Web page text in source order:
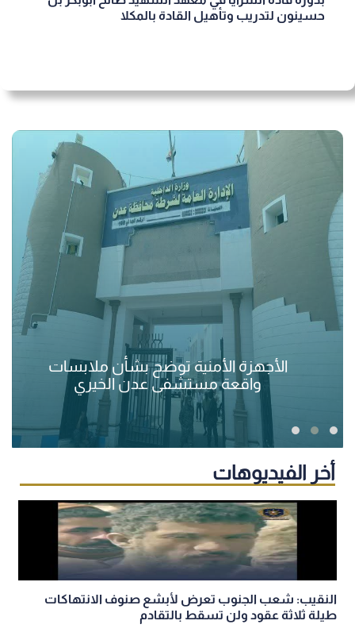
حسينون لتدريب وتأهيل القادة بالمكلا
الأجهزة الأمنية توضح بشأن ملابسات
واقعة مستشفى عدن الخيري
أخر الفيديوهات
النقيب: شعب الجنوب تعرض لأبشع صنوف الانتهاكات
طيلة ثلاثة عقود ولن تسقط بالتقادم